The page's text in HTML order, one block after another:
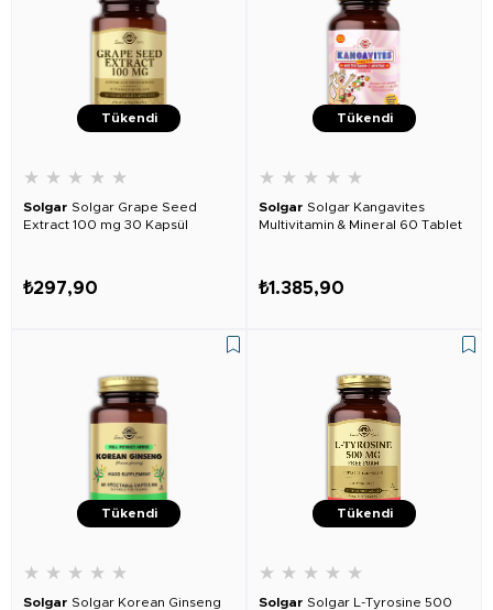
Tükendi
★ ★ ★ ★ ★
Solgar Solgar Grape Seed
Extract 100 mg 30 Kapsül
₺297,90
Tükendi
★ ★ ★ ★ ★
Solgar Solgar Kangavites
Multivitamin & Mineral 60 Tablet
₺1.385,90
Tükendi
★ ★ ★ ★ ★
Solgar Solgar Korean Ginseng
Tükendi
★ ★ ★ ★ ★
Solgar Solgar L-Tyrosine 500